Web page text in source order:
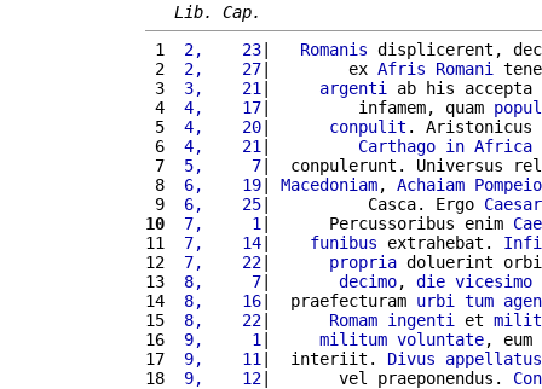
Lib. Cap.
1
2,    23| Romanis displicerent,
2
2,    27|        ex Afris Romani
3
3,    21 | argenti
ab his
4
4,    17|         infamem, quam
5
4,    20| conpulit . Aristonicus
6
4,    21 | Carthago in Africa
7
5,     7|  conpulerunt. Universus
8
6,    19| Macedoniam, Achaiam Pompeio
9
6,    25|          Casca. Ergo Caesar
10
7,     1 |      Percussoribus enim
11
7,    14| funibus extrahebat.
12
7,    22| propria doluerint
13
8,     7| decimo, die vicesimo
14
8,    16|  praefecturam urbi tum
15
8,    22| Romam ingenti et
16
9,     1 | militum voluntate,
17
9,    11 |  interiit. Divus
appellatus
18
9,    12|       vel praeponendus.